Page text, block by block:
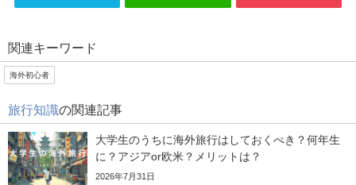
関連キーワード
海外初心者
旅行知識の関連記事
大学生のうちに海外旅行はしておくべき？何年生
に？アジアor欧米？メリットは？
2026年7月31日